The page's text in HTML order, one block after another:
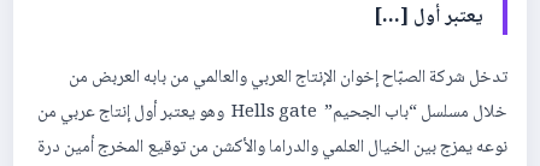
يعتبر أول […]
تدخل شركة الصبّاح إخوان الإنتاج العربي والعالمي من بابه العربض من
خلال مسلسل “باب الجحيم” Hells gate وهو يعتبر أول إنتاج عربي من
نوعه يمزج بين الخيال العلمي والدراما والأكشن من توقيع المخرج أمين درة